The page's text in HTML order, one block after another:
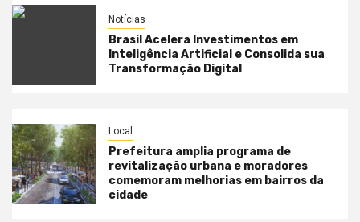
Notícias
Brasil Acelera Investimentos em
Inteligência Artificial e Consolida sua
Transformação Digital
Local
Prefeitura amplia programa de
revitalização urbana e moradores
comemoram melhorias em bairros da
cidade